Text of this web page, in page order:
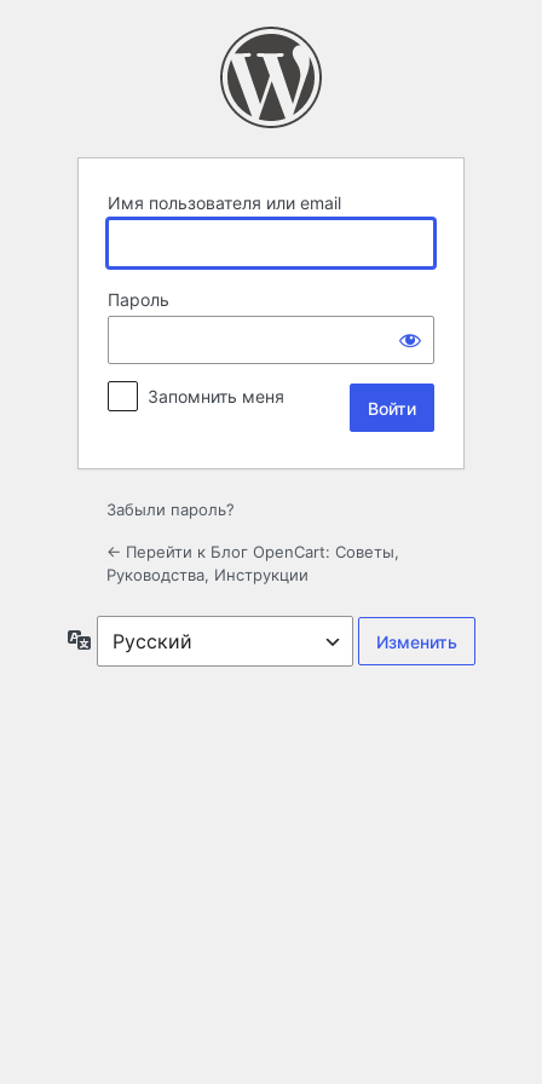
Имя пользователя или email
Пароль
Запомнить меня
Забыли пароль?
← Перейти к Блог OpenCart: Советы,
Руководства, Инструкции
Язык